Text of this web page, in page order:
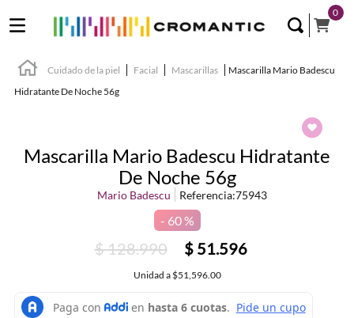
0
Cuidado de la piel Facial Mascarillas
Mascarilla Mario Badescu
Hidratante De Noche 56g
Mascarilla Mario Badescu Hidratante
De Noche 56g
Mario Badescu Referencia:75943
60 %
$128.990 $ 51.596
Unidad a $51,596.00